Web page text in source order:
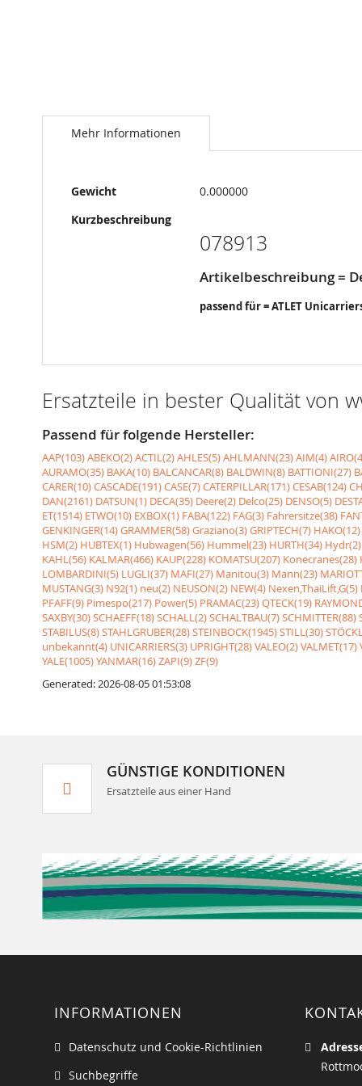
zum
AnfangMehr Informationen
Mehr
Informationen
Gewicht
0.000000
Kurzbeschreibung
078913
Artikelbeschreibung =
passend für = ATLET
Ersatzteile in bester Qualität von
Passend für folgende Hersteller:
AAP(103)ABEKO(2)ACTIL(2)AHLES(5)AHLMANN(23)AIM(4)
AURAMO(35) BAKA(10) BALCANCAR(8) BALDWIN(8) BATTIONI(27)
CARER(10)CASCADE(191)CASE(7)CATERPILLAR(171)CESAB(124)
DAN(2161) DATSUN(1) DECA(35) Deere(2) Delco(25) DENSO(5)
ET(1514) ETWO(10) EXBOX(1) FABA(122) FAG(3) Fahrersitze(38)
GENKINGER(14)GRAMMER(58)Graziano(3)GRIPTECH(7) HAKO(12)
HSM(2) HUBTEX(1) Hubwagen(56) Hummel(23) HURTH(34) Hydr(2)
KAHL(56) KALMAR(466) KAUP(228) KOMATSU(207) Konecranes(28)
LOMBARDINI(5) LUGLI(37) MAFI(27) Manitou(3) Mann(23)
MUSTANG(3) N92(1) neu(2) NEUSON(2) NEW(4) Nexen,ThaiLift,G(5)
PFAFF(9) Pimespo(217) Power(5) PRAMAC(23)QTECK(19)
SAXBY(30)SCHAEFF(18)SCHALL(2)SCHALTBAU(7)SCHMITTER(88)
STABILUS(8)STAHLGRUBER(28)STEINBOCK(1945)STILL(30)
unbekannt(4) UNICARRIERS(3) UPRIGHT(28)VALEO(2)VALMET(17)
YALE(1005)YANMAR(16)ZAPI(9)ZF(9)
Generated: 2026-08-05 01:53:08
GÜNSTIGE KONDITIONEN
Ersatzteile aus einer Hand
INFORMATIONEN
Datenschutz und Cookie-Richtlinien
Suchbegriffe